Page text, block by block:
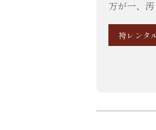
万が一、
袴レンタ